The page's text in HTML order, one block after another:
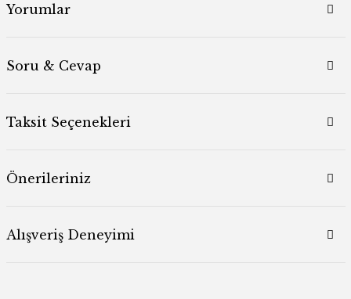
Yorumlar
Soru & Cevap
Taksit Seçenekleri
Önerileriniz
Alışveriş Deneyimi